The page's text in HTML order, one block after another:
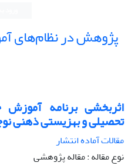
پژوهش در نظام‌های
اثربخشی برنامه آموزش
تحصیلی و بهزیستی ذهنی
مقالات آماده انتشار
نوع مقاله : مقاله پژوهشی